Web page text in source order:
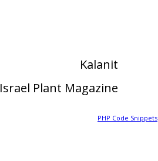
Kalanit
Israel Plant Magazine
PHP Code Snippets